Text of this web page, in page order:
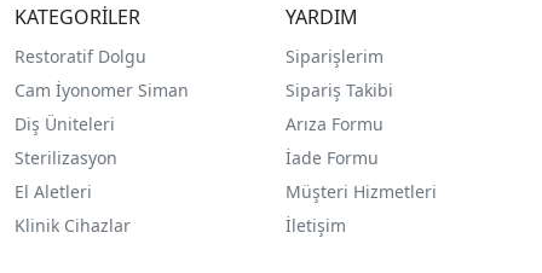
KATEGORİLER
Restoratif Dolgu
Cam İyonomer Siman
Diş Üniteleri
Sterilizasyon
El Aletleri
Klinik Cihazlar
YARDIM
Siparişlerim
Sipariş Takibi
Arıza Formu
İade Formu
Müşteri Hizmetleri
İletişim